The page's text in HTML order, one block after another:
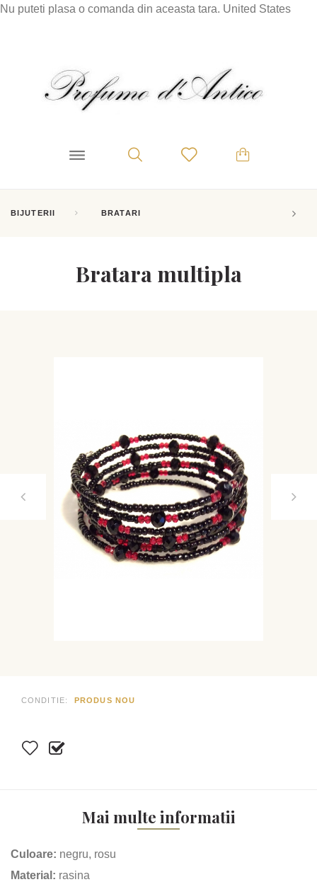
Nu puteti plasa o comanda din aceasta tara. United States
BIJUTERII BRATARI
CONDITIE: PRODUS NOU
Bratara multipla
Mai multe informatii
Culoare: negru, rosu
Material: rasina